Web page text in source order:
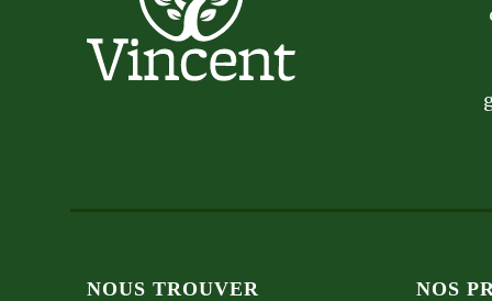
NOUS TROUVER NOS